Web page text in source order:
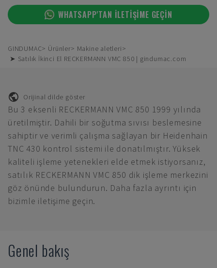
WHATSAPP'TAN ILETIŞIME GEÇIN
GINDUMAC Ürünler
Makine aletleri
➤ Satılık İkinci El RECKERMANN VMC 850 | gindumac.com
Orijinal dilde göster
Bu 3 eksenli RECKERMANN VMC 850 1999 yılında
üretilmiştir. Dahili bir soğutma sıvısı beslemesine
sahiptir ve verimli çalışma sağlayan bir Heidenhain
TNC 430 kontrol sistemi ile donatılmıştır. Yüksek
kaliteli işleme yetenekleri elde etmek istiyorsanız,
satılık RECKERMANN VMC 850 dik işleme merkezini
göz önünde bulundurun. Daha fazla ayrıntı için
bizimle iletişime geçin.
Genel bakış